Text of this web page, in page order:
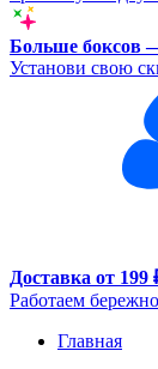
Больше боксов
Установи свою
Доставка от 199
Работаем
Главная